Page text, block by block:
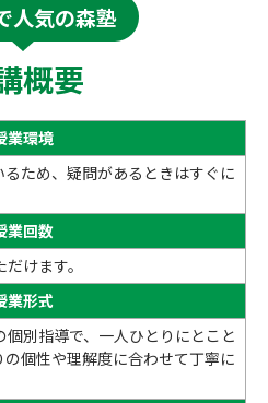
人気の森塾
概要
業環境
ため、疑問があるときはすぐに
業回数
けます。
業形式
個別指導で、一人ひとりにとこと
個性や理解度に合わせて丁寧に